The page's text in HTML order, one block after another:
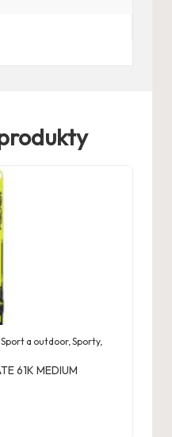
,Sport a outdoor,Sporty,
61K MEDIUM